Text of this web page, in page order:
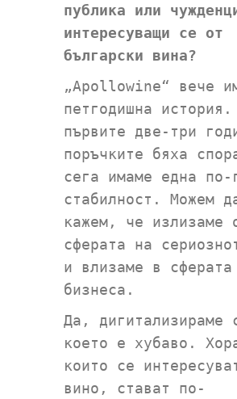
публика или
интересуващи се от
български вина?
„Apollowine“ вече
петгодишна
първите две-три
поръчките бяха
сега имаме една по-
стабилност. Можем
кажем, че излизаме
сферата на
и влизаме в сферата
бизнеса.
Да, дигитализираме
което е хубаво.
които се
вино, стават по-